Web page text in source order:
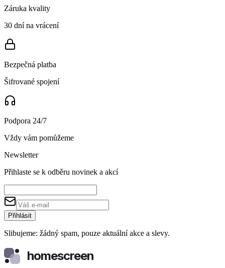
Záruka kvality
30 dní na vrácení
Bezpečná platba
Šifrované spojení
Podpora 24/7
Vždy vám pomůžeme
Newsletter
Přihlaste se k odběru novinek a akcí
Přihlásit
Slibujeme: žádný spam, pouze aktuální akce a slevy.
homescreen